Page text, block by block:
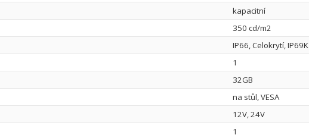
kapacitní
350 cd/m2
IP66, Celokrytí, IP69K
1
32GB
na stůl, VESA
12V, 24V
1